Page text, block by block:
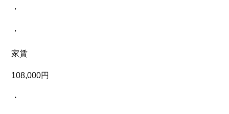
・
・
家賃
108,000円
・